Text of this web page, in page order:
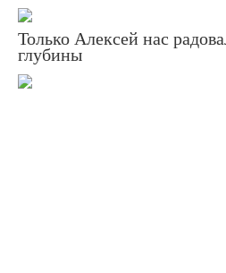
Только Алексей нас
глубины